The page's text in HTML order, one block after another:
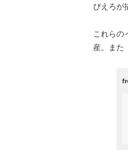
ぴえろが
これらの
産。また